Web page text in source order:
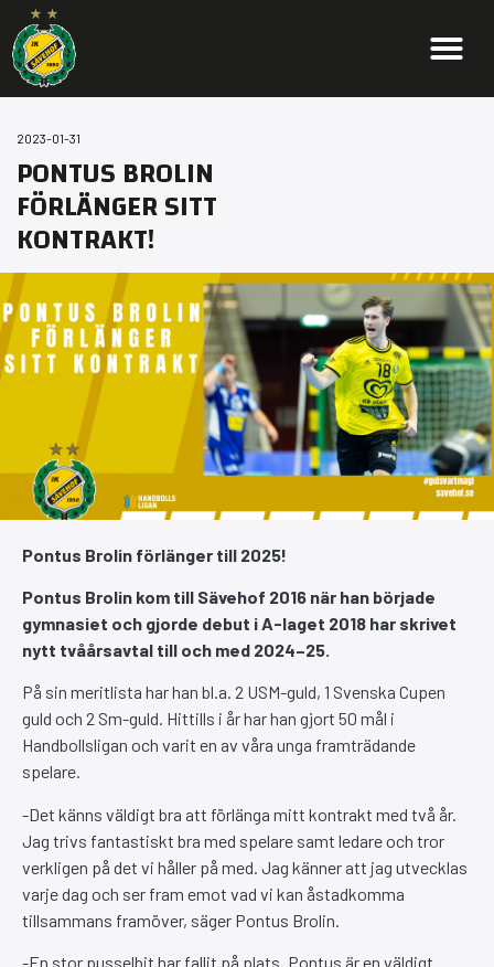
2023-01-31
PONTUS BROLIN
FÖRLÄNGER SITT
KONTRAKT!
Pontus Brolin förlänger till 2025!
Pontus Brolin kom till Sävehof 2016 när han började
gymnasiet och gjorde debut i A-laget 2018 har skrivet
nytt tvåårsavtal till och med 2024–25.
På sin meritlista har han bl.a. 2 USM-guld, 1 Svenska Cupen
guld och 2 Sm-guld. Hittills i år har han gjort 50 mål i
Handbollsligan och varit en av våra unga framträdande
spelare.
-Det känns väldigt bra att förlänga mitt kontrakt med två år.
Jag trivs fantastiskt bra med spelare samt ledare och tror
verkligen på det vi håller på med. Jag känner att jag utvecklas
varje dag och ser fram emot vad vi kan åstadkomma
tillsammans framöver, säger Pontus Brolin.
-En stor pusselbit har fallit på plats. Pontus är en väldigt